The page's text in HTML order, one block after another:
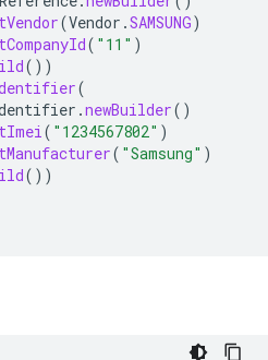
(Vendor .SAMSUNG)
( "11" )
())
(
.newBuilder()
( "1234567802" )
( "Samsung" )
())